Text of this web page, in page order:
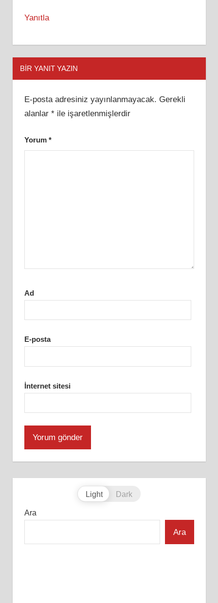
Yanıtla
BIR YANIT YAZIN
E-posta adresiniz yayınlanmayacak. Gerekli
alanlar *ile işaretlenmişlerdir
Yorum *
Ad
E-posta
İnternet sitesi
Light Dark
Ara
Ara